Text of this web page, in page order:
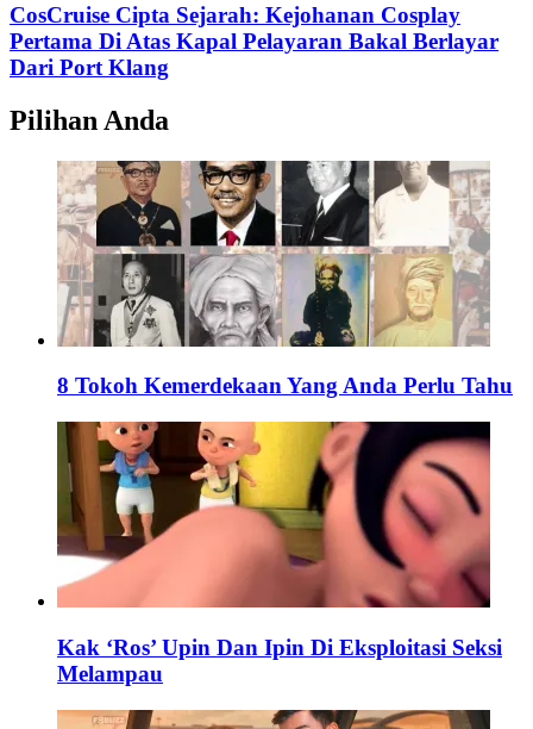
CosCruise Cipta Sejarah: Kejohanan Cosplay
Pertama Di Atas Kapal Pelayaran Bakal Berlayar
Dari Port Klang
Pilihan Anda
8 Tokoh Kemerdekaan Yang Anda Perlu Tahu
Kak ‘Ros’ Upin Dan Ipin Di Eksploitasi Seksi
Melampau